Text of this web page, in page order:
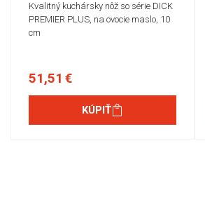
Kvalitný kuchársky nôž so série DICK
PREMIER PLUS, na ovocie maslo, 10
cm
51,51 €
KÚPIŤ